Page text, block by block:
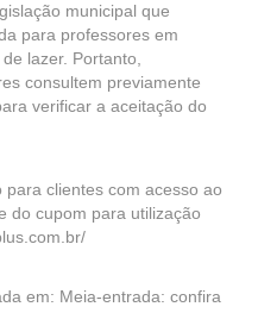
municipal que
para professores em
lazer. Portanto,
consultem previamente
verificar a aceitação do
para clientes com acesso ao
do cupom para utilização
em: Meia-entrada: confira